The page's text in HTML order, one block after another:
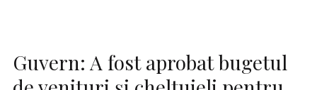
Guvern: A fost aprobat bugetul